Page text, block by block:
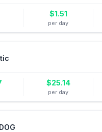
$1.51
per day
$25.14
per day